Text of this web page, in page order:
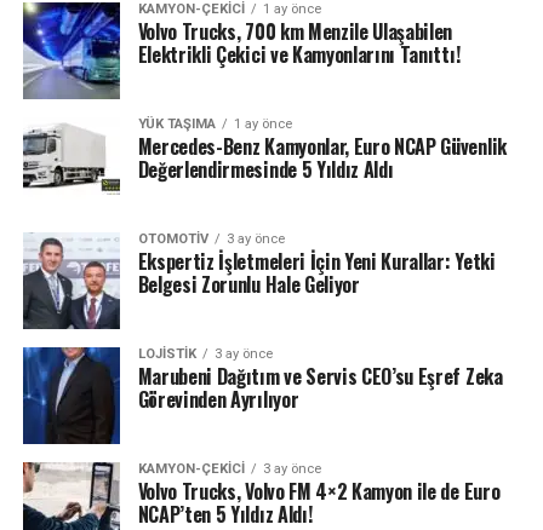
KAMYON-ÇEKICI 1 ay önce
Volvo Trucks, 700 km Menzile Ulaşabilen
Elektrikli Çekici ve Kamyonlarını Tanıttı!
YÜK TAŞIMA 1 ay önce
Mercedes-Benz Kamyonlar, Euro NCAP Güvenlik
Değerlendirmesinde 5 Yıldız Aldı
OTOMOTIV 3 ay önce
Ekspertiz İşletmeleri İçin Yeni Kurallar: Yetki
Belgesi Zorunlu Hale Geliyor
LOJISTIK 3 ay önce
Marubeni Dağıtım ve Servis CEO’su Eşref Zeka
Görevinden Ayrılıyor
KAMYON-ÇEKICI 3 ay önce
Volvo Trucks, Volvo FM 4×2 Kamyon ile de Euro
NCAP’ten 5 Yıldız Aldı!